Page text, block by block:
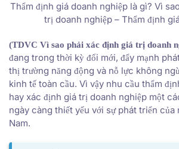
Thẩm định giá doanh nghiệp là gì? Vì
trị doanh nghiệp – Thẩm định
(TDVC Vì sao phải xác định giá trị doanh
đang trong thời kỳ đổi mới, đẩy mạnh
thị trường năng động và nỗ lực không
kinh tế toàn cầu. Vì vậy nhu cầu thẩm
hay xác định giá trị doanh nghiệp một
ngày càng thiết yếu với sự phát triển của
Nam.